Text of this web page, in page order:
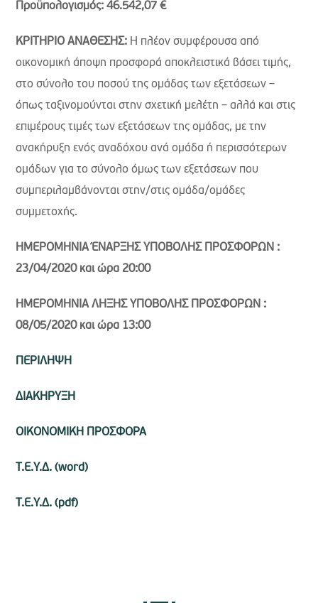
Προϋπολογισμός: 46.542,07 €
ΚΡΙΤΗΡΙΟ ΑΝΑΘΕΣΗΣ: Η πλέον συμφέρουσα από
οικονομική άποψη προσφορά αποκλειστικά βάσει τιμής,
στο σύνολο του ποσού της ομάδας των εξετάσεων –
όπως ταξινομούνται στην σχετική μελέτη – αλλά και στις
επιμέρους τιμές των εξετάσεων της ομάδας, με την
ανακήρυξη ενός αναδόχου ανά ομάδα ή περισσότερων
ομάδων για το σύνολο όμως των εξετάσεων που
συμπεριλαμβάνονται στην/στις ομάδα/ομάδες
συμμετοχής.
ΗΜΕΡΟΜΗΝΙΑ ΈΝΑΡΞΗΣ ΥΠΟΒΟΛΗΣ ΠΡΟΣΦΟΡΩΝ :
23/04/2020 και ώρα 20:00
ΗΜΕΡΟΜΗΝΙΑ ΛΗΞΗΣ ΥΠΟΒΟΛΗΣ ΠΡΟΣΦΟΡΩΝ :
08/05/2020 και ώρα 13:00
ΠΕΡΙΛΗΨΗ
ΔΙΑΚΗΡΥΞΗ
ΟΙΚΟΝΟΜΙΚΗ ΠΡΟΣΦΟΡΑ
Τ.Ε.Υ.Δ. (word)
Τ.Ε.Υ.Δ. (pdf)